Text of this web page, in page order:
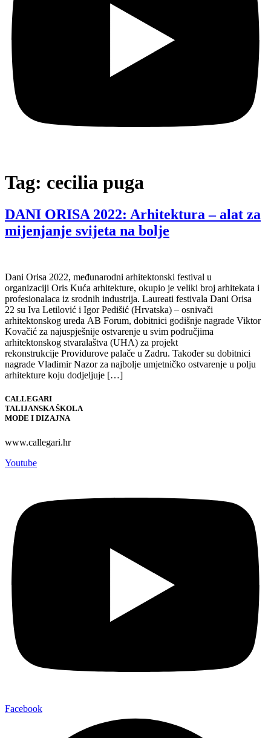
Tag: cecilia puga
DANI ORISA 2022: Arhitektura – alat za
mijenjanje svijeta na bolje
Dani Orisa 2022, međunarodni arhitektonski festival u
organizaciji Oris Kuća arhitekture, okupio je veliki broj arhitekata i
profesionalaca iz srodnih industrija. Laureati festivala Dani Orisa
22 su Iva Letilović i Igor Pedišić (Hrvatska) – osnivači
arhitektonskog ureda AB Forum, dobitnici godišnje nagrade Viktor
Kovačić za najuspješnije ostvarenje u svim područjima
arhitektonskog stvaralaštva (UHA) za projekt
rekonstrukcije Providurove palače u Zadru. Također su dobitnici
nagrade Vladimir Nazor za najbolje umjetničko ostvarenje u polju
arhitekture koju dodjeljuje […]
CALLEGARI
TALIJANSKA ŠKOLA
MODE I DIZAJNA
www.callegari.hr
Youtube
Facebook